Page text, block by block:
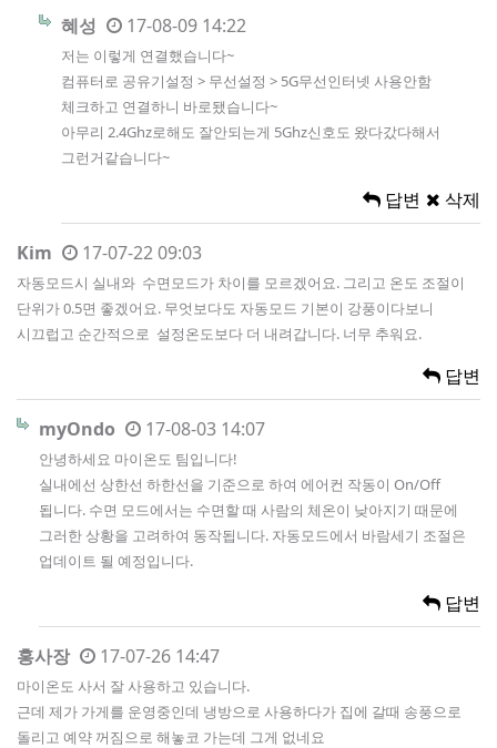
혜성 17-08-09 14:22
저는 이렇게 연결했습니다~
컴퓨터로 공유기설정 > 무선설정 > 5G무선인터넷 사용안함
체크하고 연결하니 바로됐습니다~
아무리 2.4Ghz로해도 잘안되는게 5Ghz신호도 왔다갔다해서
그런거같습니다~
답변 삭제
Kim 17-07-22 09:03
자동모드시 실내와 수면모드가 차이를 모르겠어요. 그리고 온도 조절이
단위가 0.5면 좋겠어요. 무엇보다도 자동모드 기본이 강풍이다보니
시끄럽고 순간적으로 설정온도보다 더 내려갑니다. 너무 추워요.
답변
myOndo 17-08-03 14:07
안녕하세요 마이온도 팀입니다!
실내에선 상한선 하한선을 기준으로 하여 에어컨 작동이 On/Off
됩니다. 수면 모드에서는 수면할 때 사람의 체온이 낮아지기 때문에
그러한 상황을 고려하여 동작됩니다. 자동모드에서 바람세기 조절은
업데이트 될 예정입니다.
답변
홍사장 17-07-26 14:47
마이온도 사서 잘 사용하고 있습니다.
근데 제가 가게를 운영중인데 냉방으로 사용하다가 집에 갈때 송풍으로
돌리고 예약 꺼짐으로 해놓코 가는데 그게 없네요